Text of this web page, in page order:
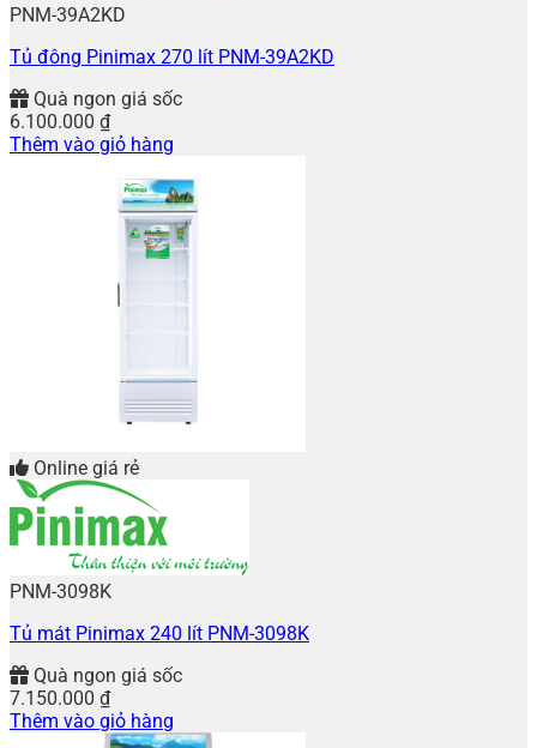
PNM-39A2KD
Tủ đông Pinimax 270 lít PNM-39A2KD
Quà ngon giá sốc
6.100.000 ₫
Thêm vào giỏ hàng
Online giá rẻ
PNM-3098K
Tủ mát Pinimax 240 lít PNM-3098K
Quà ngon giá sốc
7.150.000 ₫
Thêm vào giỏ hàng